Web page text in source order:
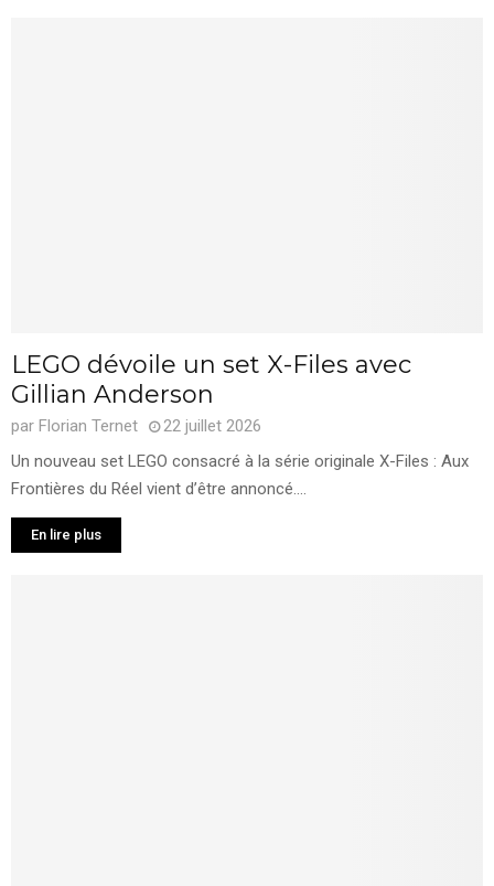
LEGO dévoile un set X-Files avec
Gillian Anderson
par Florian Ternet
22 juillet 2026
Un nouveau set LEGO consacré à la série originale X-Files : Aux
Frontières du Réel vient d’être annoncé....
En lire plus